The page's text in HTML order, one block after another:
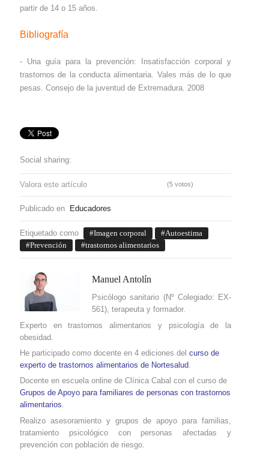
partir de 14 o 15 años.
Bibliografía
- Una guía para la prevención: Insatisfacción corporal y
trastornos de la conducta alimentaria. Vales más de lo que
pesas. Consejo de la juventud de Extremadura. 2008
Social sharing:
Valora este artículo (5 votos)
Publicado en Educadores
Etiquetado como Imagen corporal
Autoestima
Prevención
trastornos alimentarios
Manuel Antolín
Psicólogo sanitario (Nº Colegiado: EX-
561), terapeuta y formador.
Experto en trastornos alimentarios y psicología de la
obesidad.
He participado como docente en 4 ediciones del curso de
experto de trastornos alimentarios de Nortesalud
Docente en escuela online de Clínica Cabal con el curso de
Grupos de Apoyo para familiares de personas con trastornos
alimentarios.
Realizo asesoramiento y grupos de apoyo para familias,
tratamiento psicológico con personas afectadas y
prevención con población de riesgo.